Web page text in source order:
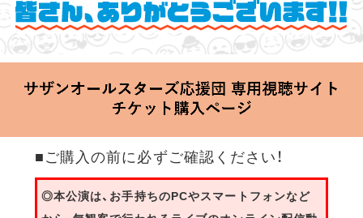
サザンオールスターズ 特別ライブ 2020
「Keep Smilin’～皆さん、ありがとうございます!!～」
2020.06.25 Thu 20:00 Start at 横浜アリーナ
■ご購入の前に必ずご確認ください！
◎本公演は、お手持ちのPCやスマートフォンなど